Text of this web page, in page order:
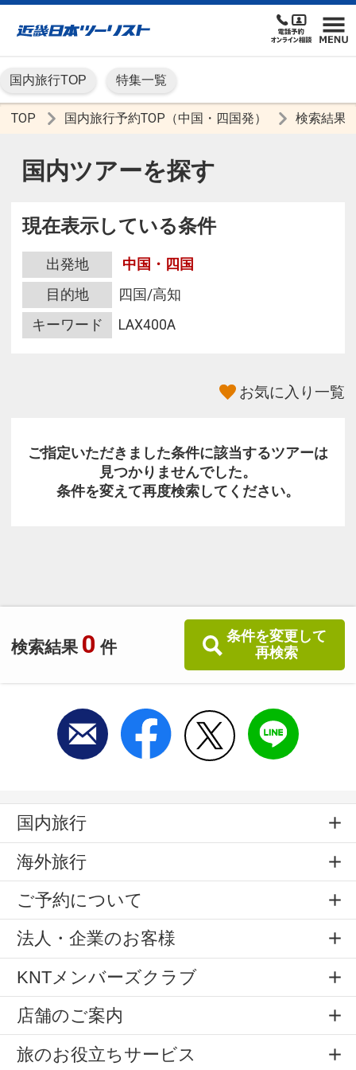
国内旅行TOP 特集一覧
TOP 国内旅行予約TOP（中国・四国発） 検索結果
国内ツアーを探す
現在表示している条件
出発地
中国・四国
目的地
四国/高知
キーワード
LAX400A
検索結果 0 件
条件を変更して
再検索
お気に入り一覧
ご指定いただきました条件に該当するツアーは
見つかりませんでした。
条件を変えて再度検索してください。
国内旅行
海外旅行
ご予約について
法人・企業のお客様
KNTメンバーズクラブ
店舗のご案内
旅のお役立ちサービス